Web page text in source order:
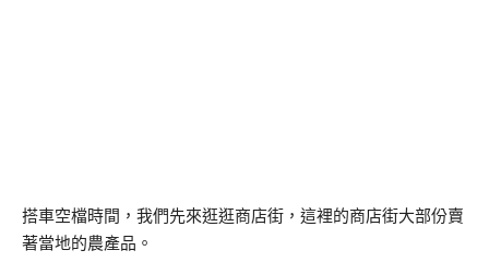
搭車空檔時間，我們先來逛逛商店街，這裡的商店街大部份賣
著當地的農產品。